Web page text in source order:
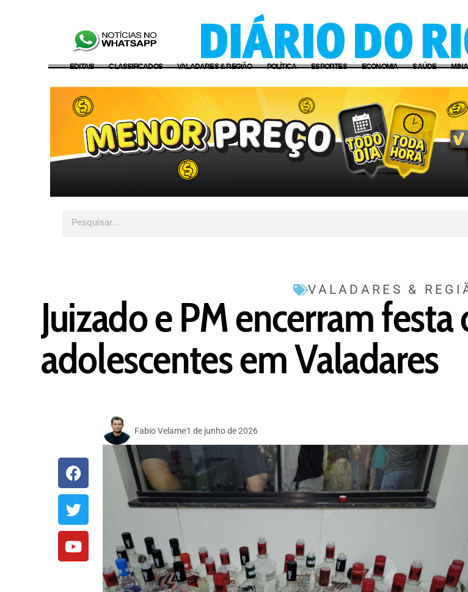
EDITAIS CLASSIFICADOS VALADARES & REGIÃO POLÍTICA ESPORTES ECONOMIA SAÚDE
VALADARES &
Juizado e PM encerram
adolescentes em Valadares
Fabio Velame1 de junho de 2026